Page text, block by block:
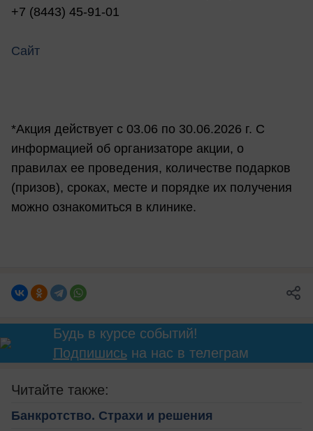
+7 (8443) 45-91-01
Сайт
*Акция действует с 03.06 по 30.06.2026 г. С
информацией об организаторе акции, о
правилах ее проведения, количестве подарков
(призов), сроках, месте и порядке их получения
можно ознакомиться в клинике.
Будь в курсе событий!
Подпишисьна нас в телеграм
Читайте также:
Банкротство. Страхи и решения